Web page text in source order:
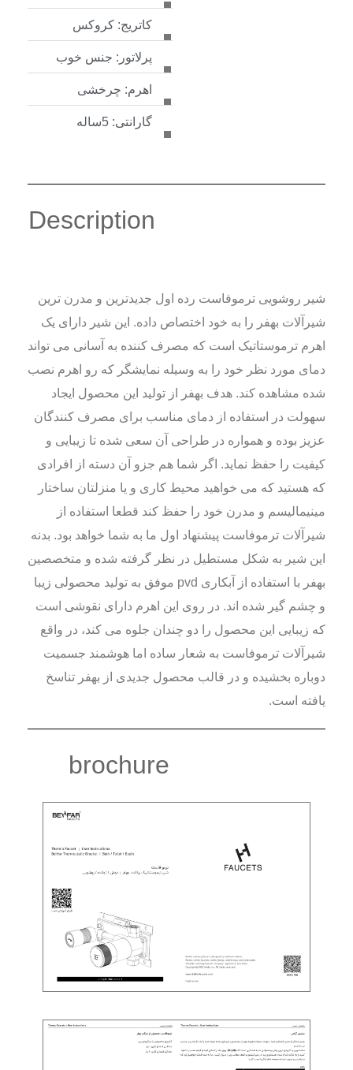
کاتریج: کروکس
پرلاتور: جنس خوب
اهرم: چرخشی
گارانتی: 5ساله
Description
شیر روشویی ترموفاست رده اول جدیدترین و مدرن ترین
شیرآلات بهفر را به خود اختصاص داده. این شیر دارای یک
اهرم ترموستاتیک است که مصرف کننده به آسانی می تواند
دمای مورد نظر خود را به وسیله نمایشگر که رو اهرم نصب
شده مشاهده کند. هدف بهفر از تولید این محصول ایجاد
سهولت در استفاده از دمای مناسب برای مصرف کنندگان
عزیز بوده و همواره در طراحی آن سعی شده تا زیبایی و
کیفیت را حفظ نماید. اگر شما هم جزو آن دسته از افرادی
که هستید که می خواهید محیط کاری و یا منزلتان ساختار
مینیمالیسم و مدرن خود را حفظ کند قطعا استفاده از
شیرآلات ترموفاست پیشنهاد اول ما به شما خواهد بود. بدنه
این شیر به شکل مستطیل در نظر گرفته شده و متخصصین
بهفر با استفاده از آبکاری pvd موفق به تولید محصولی زیبا
و چشم گیر شده اند. در روی این اهرم دارای نقوشی است
که زیبایی این محصول را دو چندان جلوه می کند، در واقع
شیرآلات ترموفاست به شعار ساده اما هوشمند جسمیت
دوباره بخشیده و در قالب محصول جدیدی از بهفر تناسخ
یافته است.
brochure